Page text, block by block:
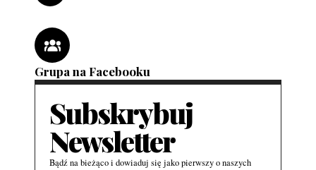
Grupa na Facebooku
Subskrybuj
Newsletter
Bądź na bieżąco i dowiaduj się jako pierwszy o naszych